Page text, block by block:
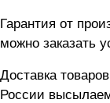
Гарантия от
можно заказать
Доставка
России